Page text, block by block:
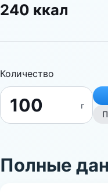
240 ккал
Количество
г
Полные